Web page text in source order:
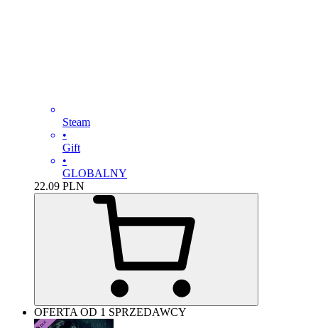
Steam
•
Gift
•
GLOBALNY
22.09 PLN
OFERTA OD 1 SPRZEDAWCY